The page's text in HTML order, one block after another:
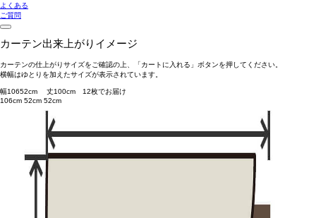
よくある
ご質問
カーテン出来上がりイメージ
カーテンの仕上がりサイズをご確認の上、「カートに入れる」ボタンを押してください。
横幅はゆとりを加えたサイズが表示されています。
幅10652cm 丈100cm 12枚でお届け
106cm 52cm 52cm